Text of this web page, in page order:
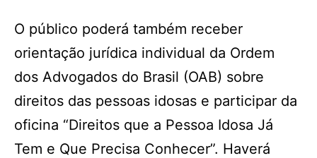
O público poderá também receber
orientação jurídica individual da Ordem
dos Advogados do Brasil (OAB) sobre
direitos das pessoas idosas e participar da
oficina “Direitos que a Pessoa Idosa Já
Tem e Que Precisa Conhecer”. Haverá